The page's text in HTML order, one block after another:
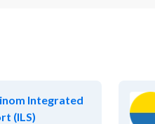
Integrated
(ILS)